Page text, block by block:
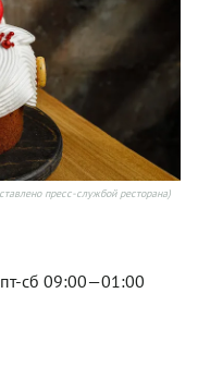
пресс-службой ресторана)
сб 09:00—01:00